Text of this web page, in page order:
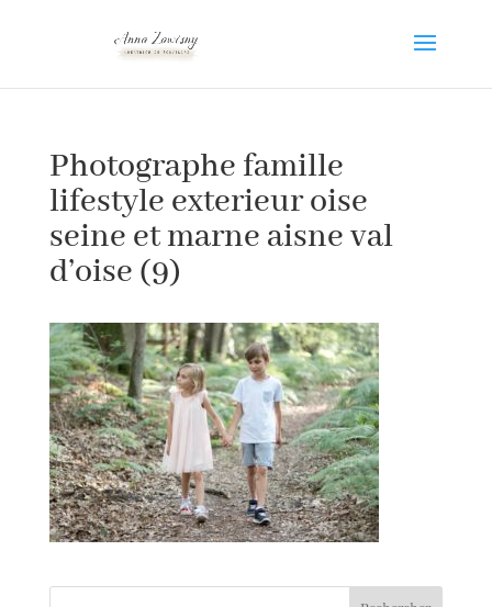
Photographe famille
lifestyle exterieur oise
seine et marne aisne val
d’oise (9)